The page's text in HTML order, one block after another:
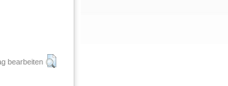
bearbeiten